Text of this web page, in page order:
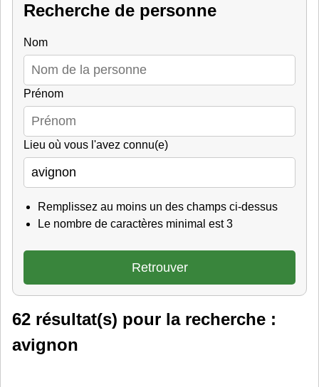
Recherche de personne
Nom
Prénom
Lieu où vous l'avez connu(e)
Remplissez au moins un des champs ci-dessus
Le nombre de caractères minimal est 3
62 résultat(s) pour la recherche :
avignon